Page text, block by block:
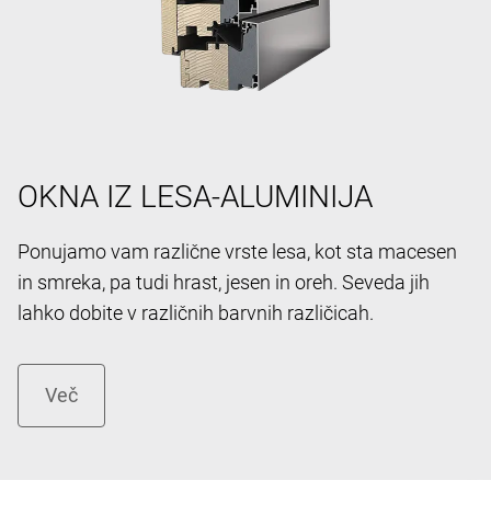
OKNA IZ LESA-ALUMINIJA
Ponujamo vam različne vrste lesa, kot sta macesen
in smreka, pa tudi hrast, jesen in oreh. Seveda jih
lahko dobite v različnih barvnih različicah.